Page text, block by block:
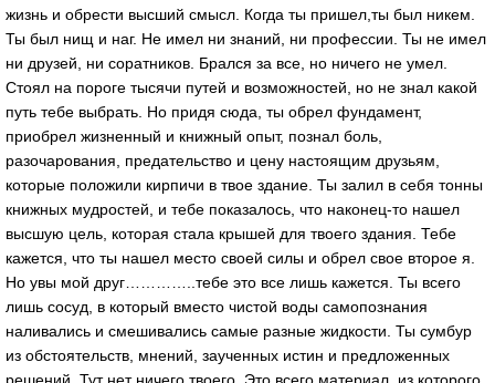
жизнь и обрести высший смысл. Когда ты пришел,ты был никем.
Ты был нищ и наг. Не имел ни знаний, ни профессии. Ты не имел
ни друзей, ни соратников. Брался за все, но ничего не умел.
Стоял на пороге тысячи путей и возможностей, но не знал какой
путь тебе выбрать. Но придя сюда, ты обрел фундамент,
приобрел жизненный и книжный опыт, познал боль,
разочарования, предательство и цену настоящим друзьям,
которые положили кирпичи в твое здание. Ты залил в себя тонны
книжных мудростей, и тебе показалось, что наконец-то нашел
высшую цель, которая стала крышей для твоего здания. Тебе
кажется, что ты нашел место своей силы и обрел свое второе я.
Но увы мой друг…………..тебе это все лишь кажется. Ты всего
лишь сосуд, в который вместо чистой воды самопознания
наливались и смешивались самые разные жидкости. Ты сумбур
из обстоятельств, мнений, заученных истин и предложенных
решений. Тут нет ничего твоего. Это всего материал, из которого